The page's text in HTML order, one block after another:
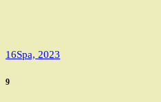
16Spa, 2023
9